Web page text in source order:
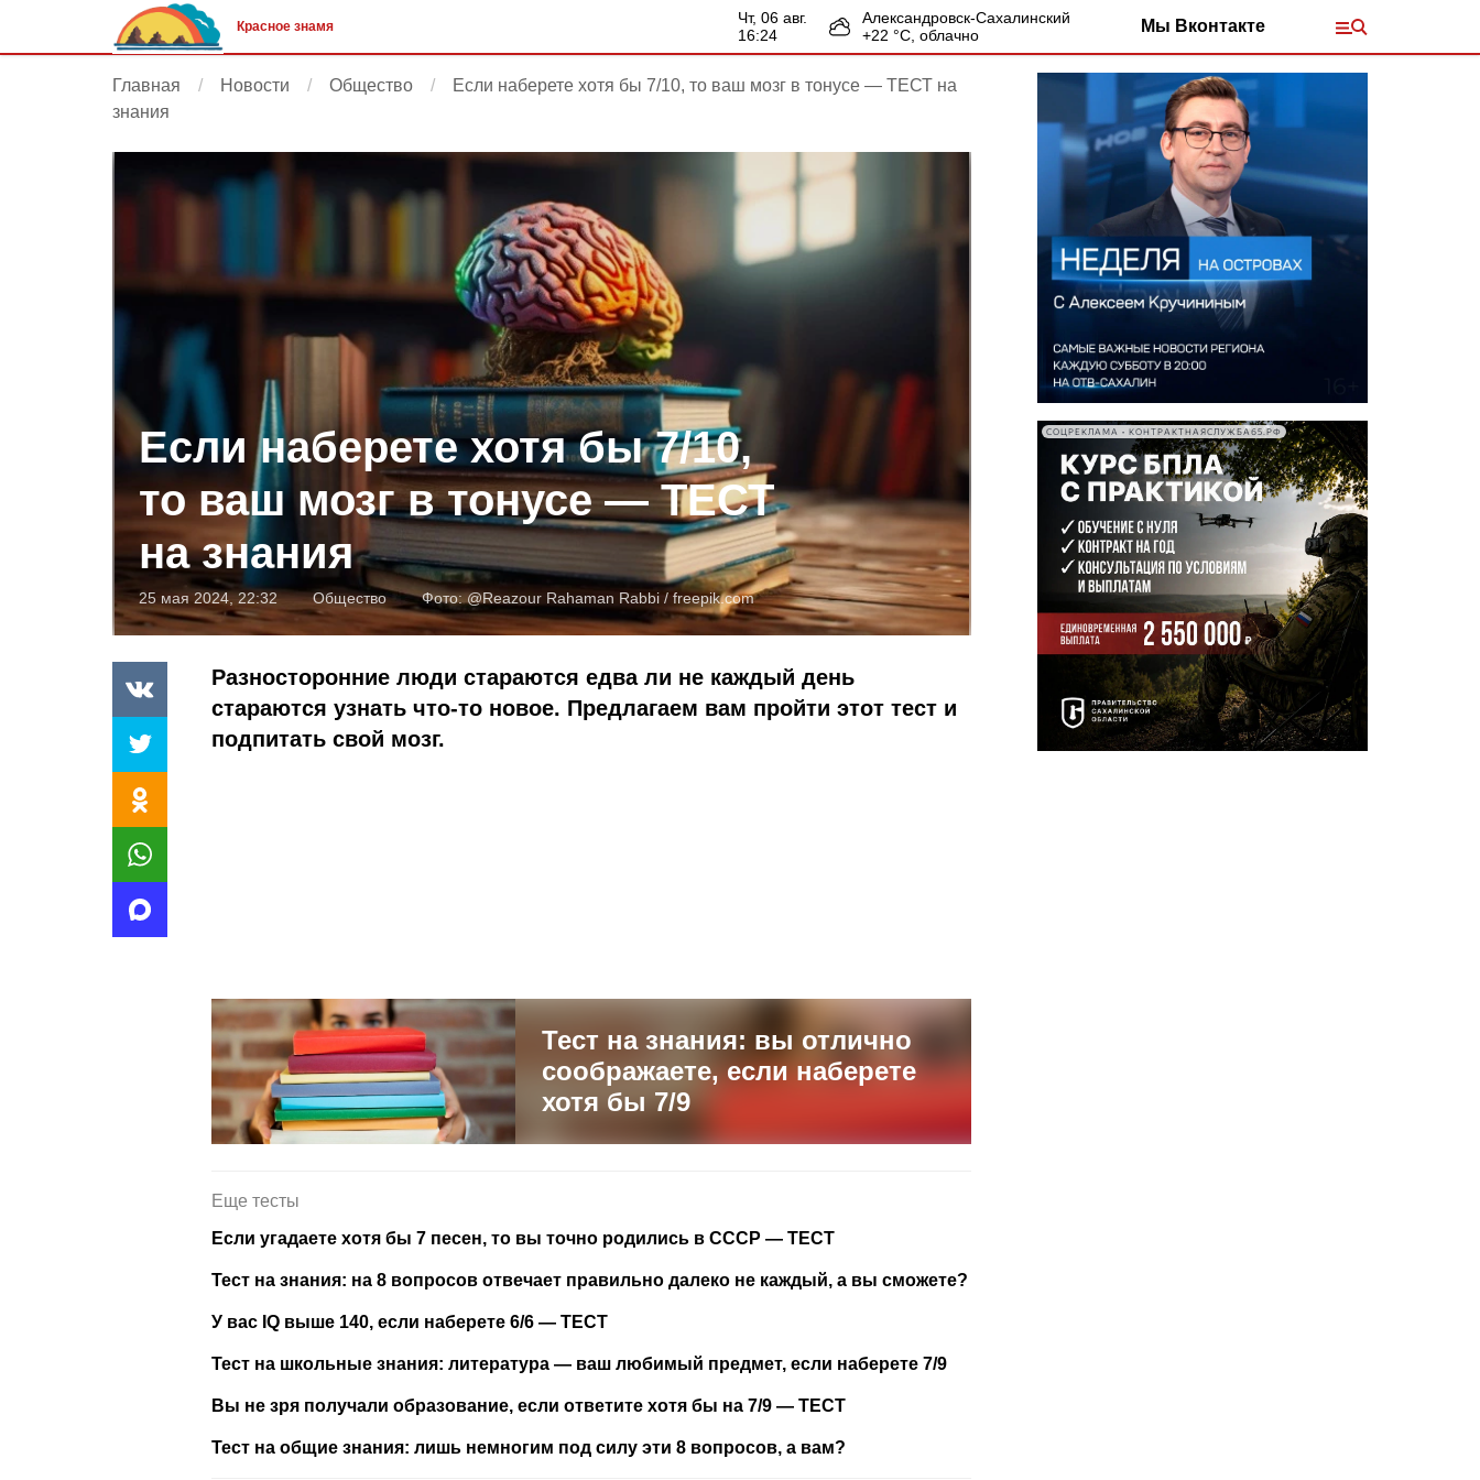
Красное знамя
чт, 06 авг.
16:24
Александровск-Сахалинский
+22 °С, облачно Мы Вконтакте
Главная Новости Общество
Если наберете хотя бы 7/10, то ваш мозг в тонусе — ТЕСТ на
знания
Если наберете хотя бы 7/10,
то ваш мозг в тонусе — ТЕСТ
на знания
25 мая 2024, 22:32 Общество Фото:@Reazour Rahaman Rabbi / freepik.com
Разносторонние люди стараются едва ли не каждый день
стараются узнать что-то новое. Предлагаем вам пройти этот тест и
подпитать свой мозг.
Тест на знания: вы отлично
соображаете, если наберете
хотя бы 7/9
Еще тесты
Если угадаете хотя бы 7 песен, то вы точно родились в СССР — ТЕСТ
Тест на знания: на 8 вопросов отвечает правильно далеко не каждый, а вы сможете?
У вас IQ выше 140, если наберете 6/6 — ТЕСТ
Тест на школьные знания: литература — ваш любимый предмет, если наберете 7/9
Вы не зря получали образование, если ответите хотя бы на 7/9 — ТЕСТ
Тест на общие знания: лишь немногим под силу эти 8 вопросов, а вам?
СОЦРЕКЛАМА • КОНТРАКТНАЯСЛУЖБА65.РФ